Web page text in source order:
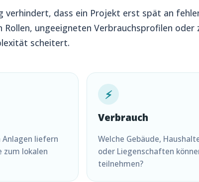
verhindert, dass ein Projekt erst spät an
Rollen, ungeeigneten Verbrauchsprofilen oder
scheitert.
Anlagen liefern
zum lokalen
⚡
Verbrauch
Welche Gebäude,
oder Liegenschaften
teilnehmen?